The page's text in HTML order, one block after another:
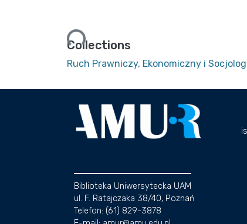
Loading...
Collections
Ruch Prawniczy, Ekonomiczny i
Biblioteka Uniwersytecka UAM
ul. F. Ratajczaka 38/40, Poznań
Telefon: (61) 829-3878